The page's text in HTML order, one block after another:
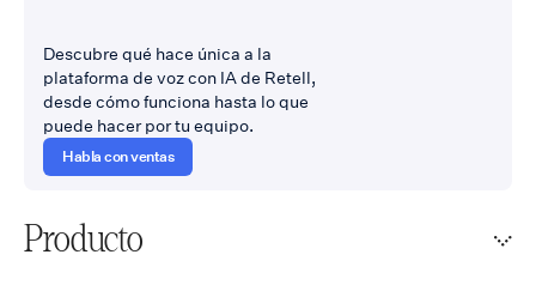
Descubre qué hace única a la
plataforma de voz con IA de Retell,
desde cómo funciona hasta lo que
puede hacer por tu equipo.
Habla con ventas
Producto